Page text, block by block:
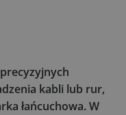
kabli lub rur,
łańcuchowa. W